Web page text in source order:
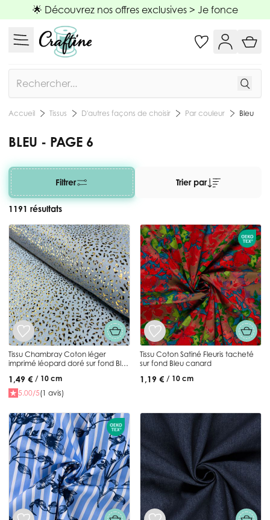
Allez au contenu
🌟 Découvrez nos offres exclusives > Je fonce
Accueil Tissus D'autres façons de choisir Par couleur Bleu
BLEU - PAGE 6
Filtrer
1191 résultats
Trier par
Tissu Chambray Coton léger
imprimé léopard doré sur fond Bleu
1,49 € / 10 cm
5.00/5(1 avis)
Tissu Coton Satiné Fleuris tacheté
sur fond Bleu canard
1,19 € / 10 cm